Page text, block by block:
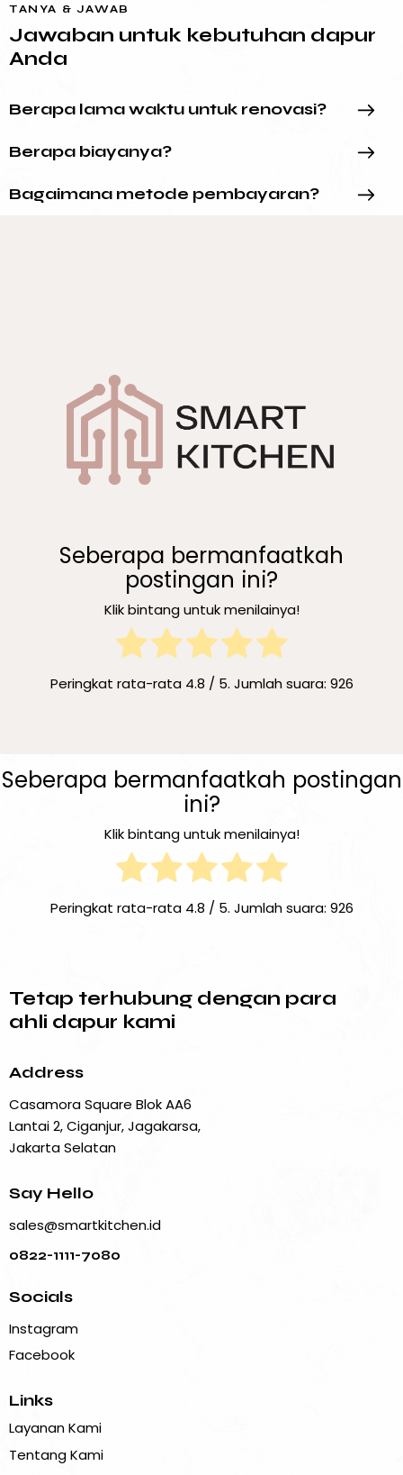
TANYA & JAWAB
Jawaban untuk kebutuhan dapur
Anda
Berapa lama waktu untuk renovasi?
Berapa biayanya?
Bagaimana metode pembayaran?
Seberapa bermanfaatkah
postingan ini?
Klik bintang untuk menilainya!
Peringkat rata-rata 4.8 / 5. Jumlah suara: 926
Seberapa bermanfaatkah postingan
ini?
Klik bintang untuk menilainya!
Peringkat rata-rata 4.8 / 5. Jumlah suara: 926
Tetap terhubung dengan para
ahli dapur kami
Address
Casamora Square Blok AA6
Lantai 2, Ciganjur, Jagakarsa,
Jakarta Selatan
Say Hello
sales@smartkitchen.id
0822-1111-7080
Socials
Instagram
Facebook
Links
Layanan Kami
Tentang Kami